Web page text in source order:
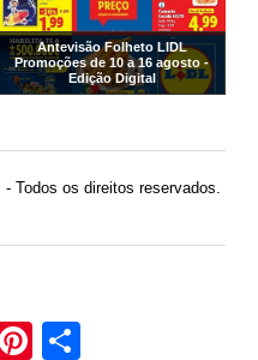
Antevisão Folheto LIDL
Promoções de 10 a 16 agosto -
Edição Digital
Todos os direitos reservados.
Pinterest